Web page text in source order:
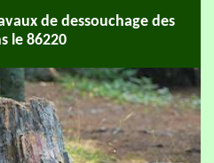
de dessouchage des
le 86220